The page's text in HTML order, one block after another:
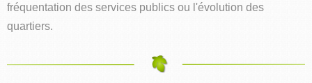
fréquentation des services publics ou l'évolution des
quartiers.